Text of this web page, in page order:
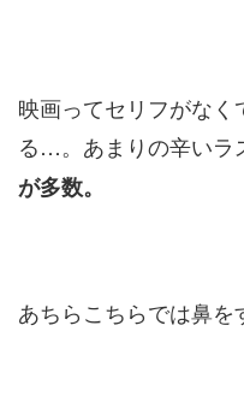
映画ってセリフがな
る…。あまりの辛いラ
が多数。
あちらこちらでは鼻を